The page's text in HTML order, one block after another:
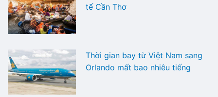
tế Cần Thơ
Thời gian bay từ Việt Nam sang
Orlando mất bao nhiêu tiếng